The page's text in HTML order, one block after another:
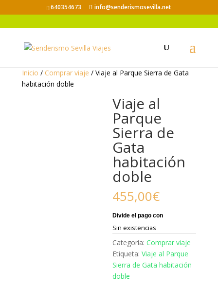
640354673 info@senderismosevilla.net
Inicio / Comprar viaje / Viaje al Parque Sierra de Gata
habitación doble
Viaje al
Parque
Sierra de
Gata
habitación
doble
455,00€
Sin existencias
Categoría:Comprar viaje
Etiqueta:Viaje al Parque
Sierra de Gata habitación
doble